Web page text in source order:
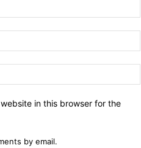
in this browser for the
by email.